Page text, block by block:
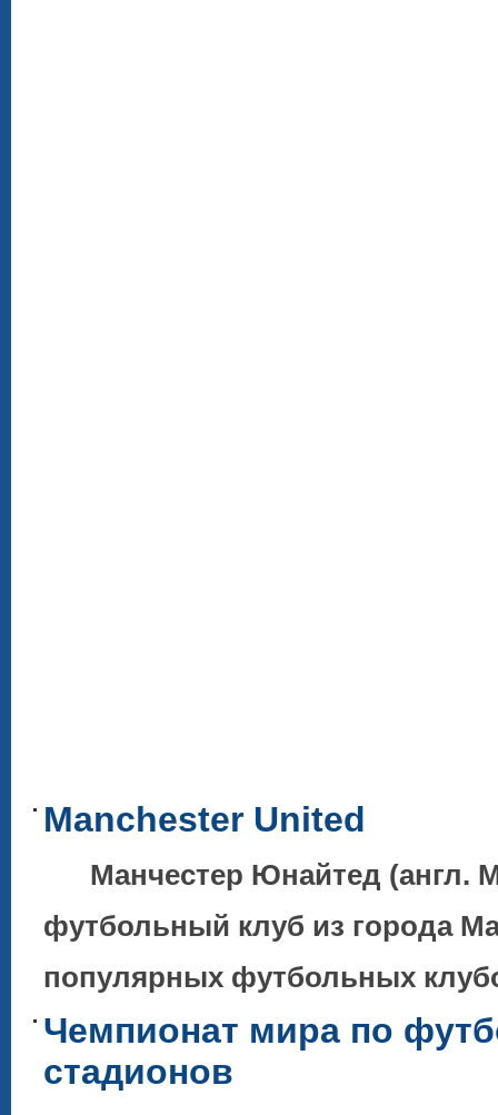
Manchester United
Манчестер Юнайтед (англ.
футбольный клуб из города
популярных футбольных
Чемпионат мира по
стадионов